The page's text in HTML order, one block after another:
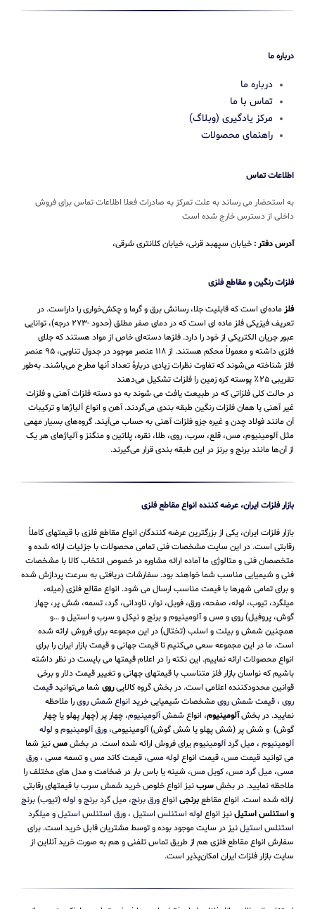
درباره ما
درباره ما
تماس با ما
مرکز یادگیری (وبلاگ)
راهنمای محصولات
اطلاعات تماس
به استحضار می رساند به علت تمرکز به صادرات فعلا اطلاعات تماس برای فروش
داخلی از دسترس خارج شده است
آدرس دفتر : خیابان سپهبد قرنی، خیابان کلانتری شرقی،
فلزات رنگین و مقاطع فلزی
فلزماده‌ای است که قابلیت جلا، رسانش برق و گرما و چکش‌خواری را داراست. در
تعریف فیزیکی فلز ماده ای است که در دمای صفر مطلق (حدود -۲۷۳ درجه)، توانایی
عبور جریان الکتریکی از خود را دارد. فلزها دسته‌ای خاص از مواد هستند که جلای
فلزی داشته و معمولاً محکم هستند. از ۱۱۸ عنصر موجود در جدول تناوبی، ۹۵ عنصر
فلز شناخته می‌شوند که تفاوت نظرات زیادی دربارهٔ تعداد آنها مطرح می‌باشند. به‌طور
تقریبی ۲۵٪ پوسته کره زمین را فلزات تشکیل می‌دهند
در حالت کلی فلزاتی که در طبیعت یافت می شوند به دو دسته فلزات آهنی و فلزات
غیر آهنی یا همان فلزات رنگین طبقه بندی می‌گردند. آهن و انواع آلیاژها و ترکیبات
آن مانند فولاد چدن و غیره جزو فلزات آهنی به حساب می‌‌آیند. گروه‌های بسیار مهمی
مثل آلومینیوم، مس، قلع، سرب، روی، طلا، نقره، پلاتین و منگنز و آلیاژهای هر یک
از آن‌ها مانند برنج و برنز در این طبقه‌ بندی قرار می‌‌گیرند.
بازار فلزات ایران، عرضه کننده انواع مقاطع فلزی
بازار فلزات ایران، یکی از بزرگترین عرضه کنندگان انواع مقاطع فلزی با قیمتهای کاملاً
رقابتی است. در این سایت مشخصات فنی تمامی محصولات با جزئیات ارائه شده و
متخصصان فنی و متالوژی ما آماده ارائه مشاوره در خصوص انتخاب کالا با مشخصات
فنی و شیمیایی مناسب شما خواهند بود. سفارشات دریافتی به سرعت پردازش شده
و برای تمامی شهرها با قیمت مناسب ارسال می شود. انواع مقالع فلزی (میله،
میلگرد، تیوب، لوله، صفحه، ورق، فویل، نوار، ناودانی، گرد، تسمه، شش پر، چهار
گوش، پروفیل) روی و مس و آلومینیوم و برنج و نیکل و سرب و استیل و …و
همچنین شمش و بیلت و اسلب (تختال) در این مجموعه برای فروش ارائه شده
است. ما در این مجموعه سعی می‌کنیم تا قیمت جهانی و قیمت بازار ایران را برای
انواع محصولات ارائه نماییم. این نکته را در اعلام قیمتها می بایست در نظر داشته
باشیم که نواسان بازار فلز متناسب با قیمتهای جهانی و تغییر قیمت دلار و برخی
قوانین محدودکننده اعلامی است. در بخش گروه کالاییروی شما می‌توانیدقیمت
روی ، قیمت شمش رویمشخصات شیمیاییخرید انواع شمش رویرا ملاحظه
نمایید. در بخشآلومینیوم، انواع شمش آلومینیوم، چهار پر (چهار پهلو یا چهار
گوش) و شش پر (شش پهلو یا شش گوش) آلومینیومی، ورق آلومینیومو لوله
آلومینیوم ، میل گرد آلومینیومیرای فروش ارائه شده است. در بخشمسنیز شما
می توانیدقیمت مس، قیمت انواع لوله مسی، قیمت کاتد مسو تسمه مسی ، ورق
مسی، میل گرد مس، کویل مس، شینه یا باس بار در ضخامت و مدل های مختلف را
ملاحظه نمایید. در بخشسربنیز انواع خلوصخرید شمش سرببا قیمتهای رقابتی
ارائه شده است. انواع مقاطعبرنجی انواع ورق برنج، میل گرد برنجو لوله (تیوب) برنج
و استنلس استیلنیز انواع لوله استنلس استیل ، ورق استنلس استیلومیلگرد
استنلس استیلنیز در سایت موجود بوده و توسط مشتریان قابل خرید است. برای
سفارش انواع مقاطع فلزی هم از طریق تماس تلفنی و هم به صورت خرید آنلاین از
سایت بازار فلزات ایران امکان‌پذیر است.